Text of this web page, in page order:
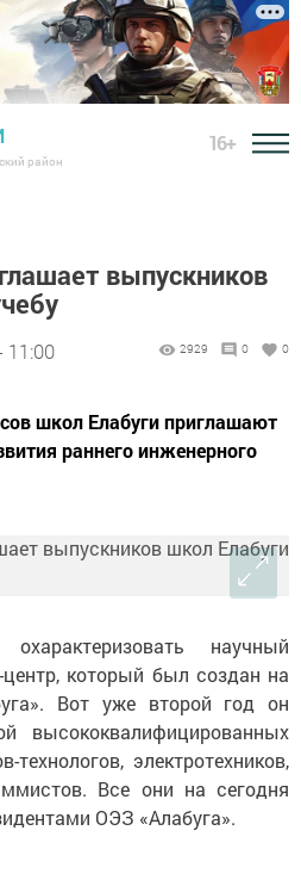
район
16+
выпускников
11:00 2929 0 0
школ Елабуги приглашают
раннего инженерного
научный
центр, который был создан на
Вот уже второй год он
высококвалифицированных
электротехников,
Все они на сегодня
ОЭЗ «Алабуга».